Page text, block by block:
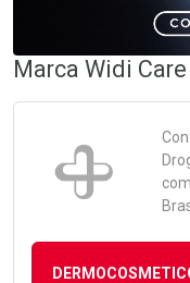
Marca Widi Care